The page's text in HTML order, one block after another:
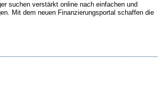
suchen verstärkt online nach einfachen und
Mit dem neuen Finanzierungsportal schaffen die